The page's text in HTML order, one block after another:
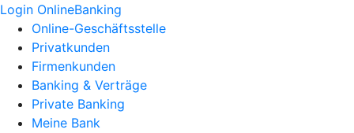
Login OnlineBanking
Online-Geschäftsstelle
Privatkunden
Firmenkunden
Banking & Verträge
Private Banking
Meine Bank